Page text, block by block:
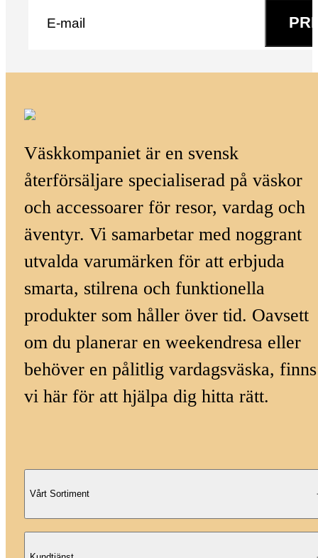
Väskkompaniet är en svensk
återförsäljare specialiserad på väskor
och accessoarer för resor, vardag och
äventyr. Vi samarbetar med noggrant
utvalda varumärken för att erbjuda
smarta, stilrena och funktionella
produkter som håller över tid. Oavsett
om du planerar en weekendresa eller
behöver en pålitlig vardagsväska, finns
vi här för att hjälpa dig hitta rätt.
Vårt Sortiment